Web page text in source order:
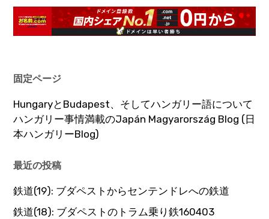
固定ページ
HungaryとBudapest、そしてハンガリー語について
ハンガリー事情満載のJapán Magyarország Blog (日
本ハンガリーBlog)
最近の投稿
鉄道(19): ブダペストからセンテンドレへの鉄道
鉄道(18): ブダペストのトラム乗り鉄160403